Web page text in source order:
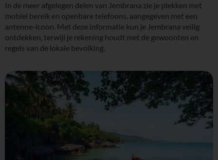
In de meer afgelegen delen van Jembrana zie je plekken met
mobiel bereik en openbare telefoons, aangegeven met een
antenne-icoon. Met deze informatie kun je Jembrana veilig
ontdekken, terwijl je rekening houdt met de gewoonten en
regels van de lokale bevolking.